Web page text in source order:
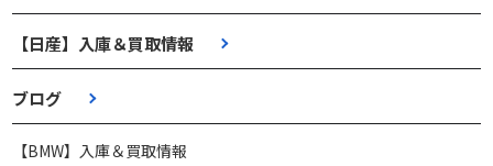
【日産】入庫＆買取情報
ブログ
【BMW】入庫＆買取情報